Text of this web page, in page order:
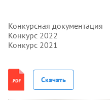
Конкурсная документация
Конкурс 2022
Конкурс 2021
Скачать